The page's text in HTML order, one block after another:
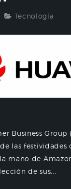
Tecnología
Business Group
las festividades
mano de
de sus...